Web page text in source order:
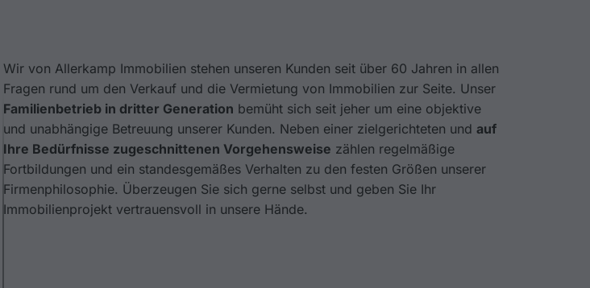
Wir von Allerkamp Immobilien stehen unseren Kunden seit über 60 Jahren in allen
Fragen rund um den Verkauf und die Vermietung von Immobilien zur Seite. Unser
Familienbetrieb in dritter Generation bemüht sich seit jeher um eine objektive
und unabhängige Betreuung unserer Kunden. Neben einer zielgerichteten und auf
Ihre Bedürfnisse zugeschnittenen Vorgehensweise zählen regelmäßige
Fortbildungen und ein standesgemäßes Verhalten zu den festen Größen unserer
Firmenphilosophie. Überzeugen Sie sich gerne selbst und geben Sie Ihr
Immobilienprojekt vertrauensvoll in unsere Hände.